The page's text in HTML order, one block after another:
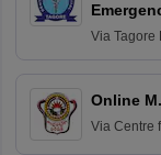
Practice
Via Tagore
Online
Via Centre